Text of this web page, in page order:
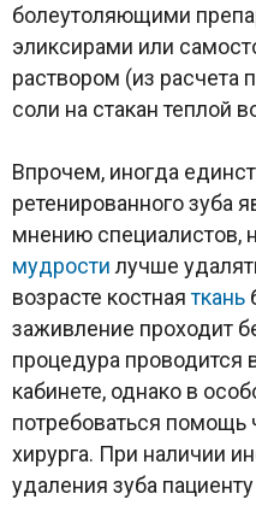
болеутоляющими
эликсирами или
раствором (из расчета
соли на стакан теплой
Впрочем, иногда
ретенированного зуба
мнению специалистов,
мудрости лучше
возрасте костнаяткань
заживление проходит
процедура проводится
кабинете, однако в
потребоваться помощь
хирурга. При наличии
удаления зуба